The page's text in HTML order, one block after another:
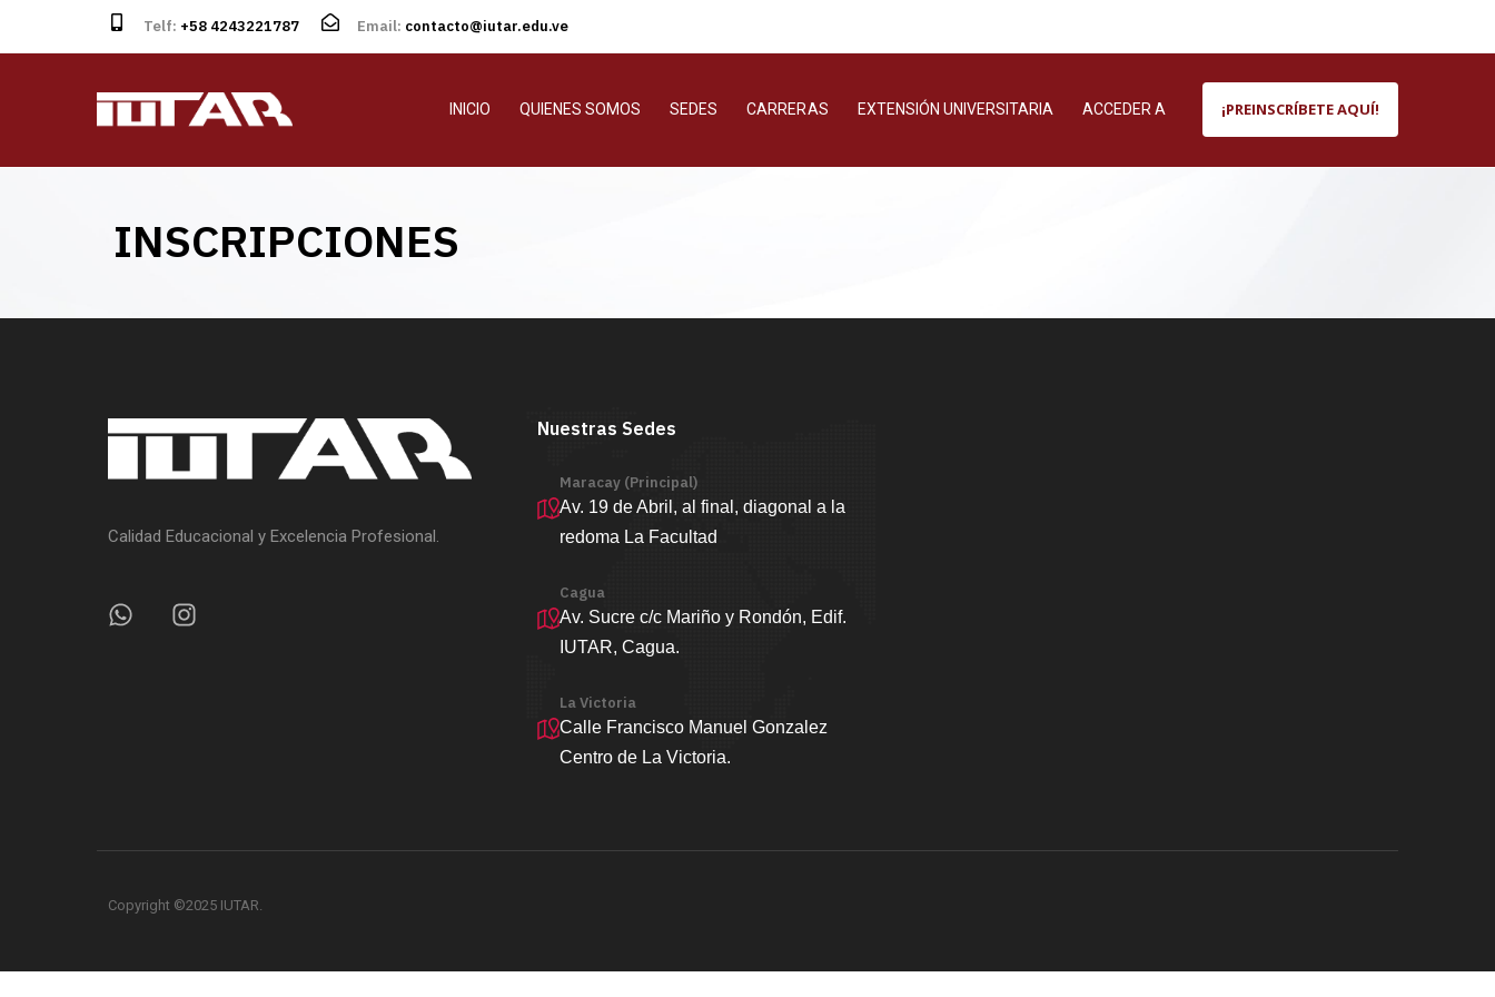
Telf: +58 4243221787 Email: contacto@iutar.edu.ve
INICIO QUIENES SOMOS SEDES CARRERAS EXTENSIÓN UNIVERSITARIA ACCEDER A ¡PREINSCRÍBETE AQUÍ!
INSCRIPCIONES
Calidad Educacional y Excelencia Profesional.
Nuestras Sedes
Maracay (Principal)
Av. 19 de Abril, al final, diagonal a la
redoma La Facultad
Cagua
Av. Sucre c/c Mariño y Rondón, Edif.
IUTAR, Cagua.
La Victoria
Calle Francisco Manuel Gonzalez
Centro de La Victoria.
Copyright ©2025 IUTAR.